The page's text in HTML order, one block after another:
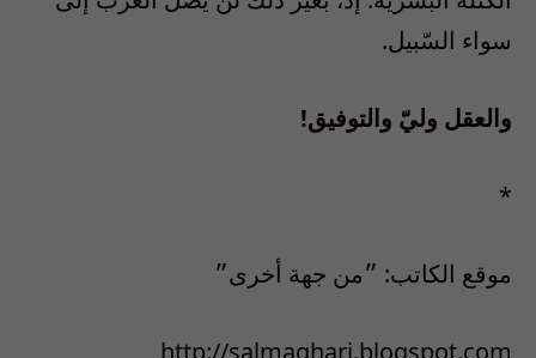
سواء السّبيل.
والعقل وليّ والتوفيق!
*
موقع الكاتب: ״من جهة أخرى״
http://salmaghari.blogspot.com